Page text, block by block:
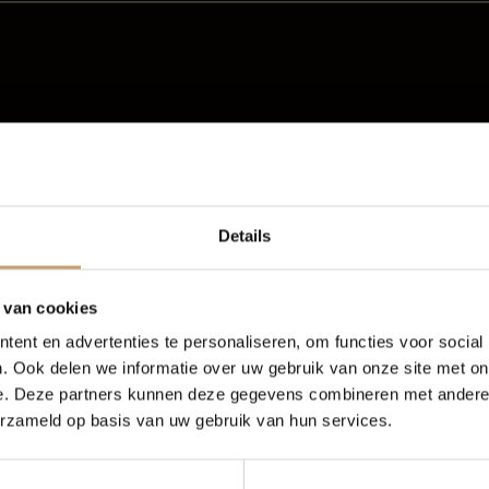
Details
cookies
en advertenties te personaliseren, om functies voor social
Ook delen we informatie over uw gebruik van onze site met
Deze partners kunnen deze gegevens combineren met
op basis van uw gebruik van hun services.
Bij Autobedrijf de Baaij vind je een wisselend
modellen zoals de Peugeot 107, 108 en 208 tot
hybride modellen zoals de Peugeot e-208, e-2008, 3008
moderne vormgeving en praktische modellen voor
zoekt, een fijne auto voor woon-werkverkeer of
de Baaij helpen we je graag bij het vinden van
rijgedrag en budget.
kopen in Nijmegen
liefst bij een autobedrijf dat met je meedenkt. Je
Autolease
Financiering
Over
Blogs
Contact